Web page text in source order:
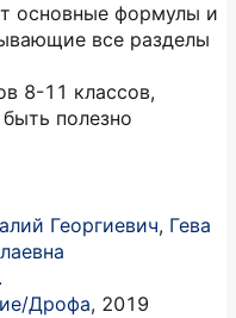
основные формулы и
все разделы
8-11 классов,
полезно
Георгиевич, Гева
Дрофа, 2019